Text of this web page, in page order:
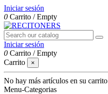
Iniciar sesión
0 Carrito /Empty
Iniciar sesión
0 Carrito /Empty
Carrito
×
No hay más artículos en su carrito
Menu-Categorias